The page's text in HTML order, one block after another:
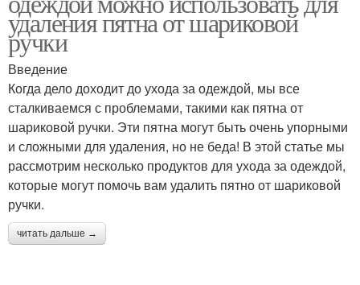
удаления пятна от шариковой
ручки
Введение
Когда дело доходит до ухода за одеждой, мы все
сталкиваемся с проблемами, такими как пятна от
шариковой ручки. Эти пятна могут быть очень упорными
и сложными для удаления, но не беда! В этой статье мы
рассмотрим несколько продуктов для ухода за одеждой,
которые могут помочь вам удалить пятно от шариковой
ручки.
читать дальше →